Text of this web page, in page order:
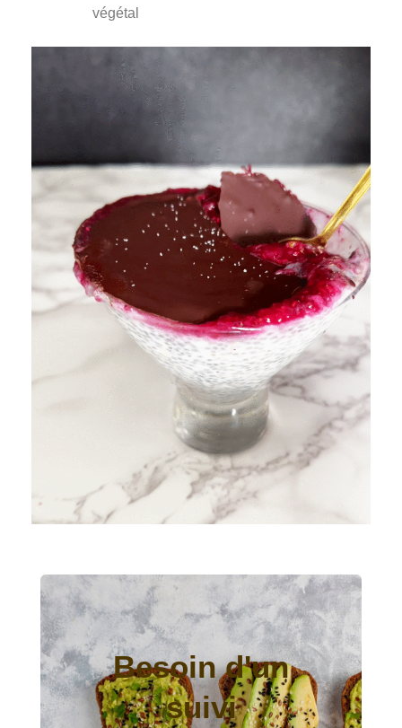
végétal
Besoin d'un
suivi